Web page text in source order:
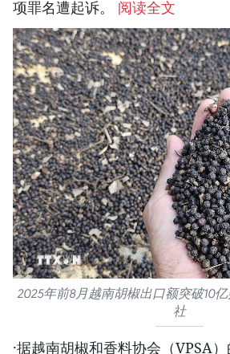
项罪名遭起诉。 阅读全文
2025年前8月越南胡椒出口额突破10
社
·据越南胡椒和香料协会（VPSA